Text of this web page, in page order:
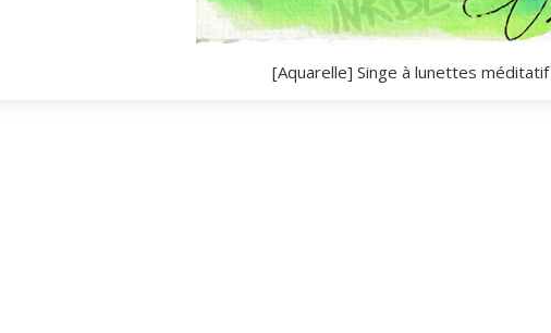
[Aquarelle] Singe à lunettes méditatif